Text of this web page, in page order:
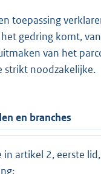
toepassing
gedring komt,
van het
strikt noodzakelijke.
en branches
in artikel 2, eerste